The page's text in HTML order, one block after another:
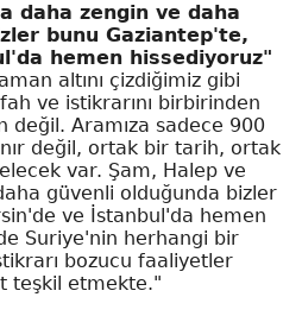
daha zengin ve daha
bunu Gaziantep'te,
hemen hissediyoruz"
altını çizdiğimiz gibi
ve istikrarını birbirinden
değil. Aramıza sadece 900
değil, ortak bir tarih, ortak
var. Şam, Halep ve
güvenli olduğunda bizler
ve İstanbul'da hemen
Suriye'nin herhangi bir
bozucu faaliyetler
teşkil etmekte."